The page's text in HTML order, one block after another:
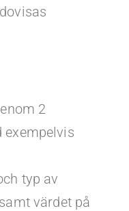
2
exempelvis
typ av
värdet på